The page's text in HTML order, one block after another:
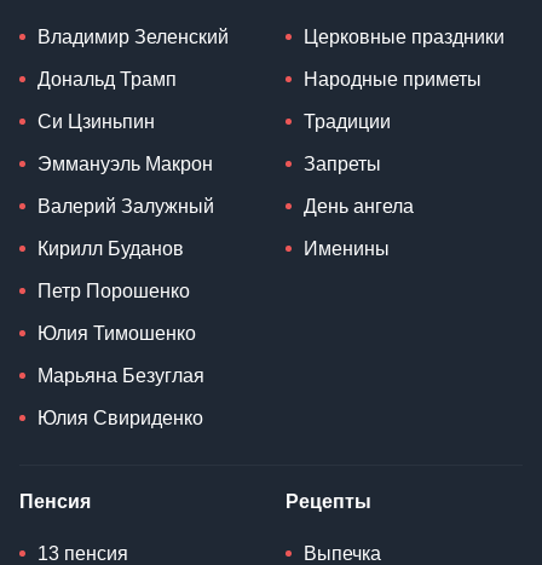
Владимир Зеленский
Дональд Трамп
Си Цзиньпин
Эммануэль Макрон
Валерий Залужный
Кирилл Буданов
Петр Порошенко
Юлия Тимошенко
Марьяна Безуглая
Юлия Свириденко
Церковные праздники
Народные приметы
Традиции
Запреты
День ангела
Именины
Пенсия
13 пенсия
Рецепты
Выпечка